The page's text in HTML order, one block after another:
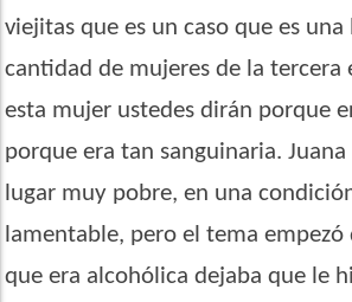
viejitas que es un caso que es una
cantidad de mujeres de la tercera
esta mujer ustedes dirán porque
porque era tan sanguinaria.
lugar muy pobre, en una
lamentable, pero el tema
que era alcohólica dejaba que le